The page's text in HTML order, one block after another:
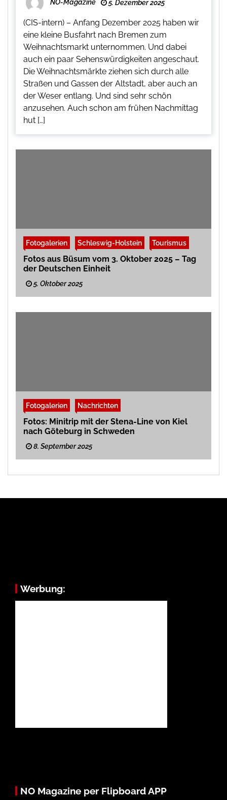
NO-Magazine 5. Dezember 2025
(CIS-intern) – Anfang Dezember 2025 haben wir
eine kleine Busfahrt nach Bremen zum
Weihnachtsmarkt unternommen. Und dabei
auch ein paar Sehenswürdigkeiten angeschaut.
Die Weihnachtsmärkte ziehen sich durch alle
Straßen und Gassen der Altstadt, aber auch an
der Weser entlang. Und sind sehr schön
anzusehen. Auch schon am frühen Nachmittag
hut […]
Fotogalerien Schleswig-Holstein Tourismus
Fotos aus Büsum vom 3. Oktober 2025 – Tag
der Deutschen Einheit
5. Oktober 2025
Fotogalerien Nachrichten
Fotos: Minitrip mit der Stena-Line von Kiel
nach Göteburg in Schweden
8. September 2025
Werbung:
NO Magazine per Flipboard APP